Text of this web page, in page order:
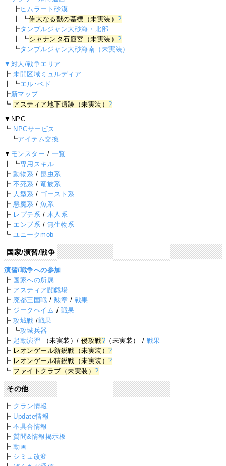
┣ ヒムラート砂漠
┃ ┗偉大なる獣の墓標（未実装）?
┣ タンブルジャン大砂海・北部
┃ ┗シャナンタ石窟宮（未実装）?
┗ タンブルジャン大砂海南（未実装）
▼対人/戦争エリア
┣未開区域ミュルディア
┃ ┗エル･ベド
┣新マップ
┗ アスティア地下遺跡（未実装）?
▼NPC
┗ NPCサービス
┗アイテム交換
▼ モンスター / 一覧
┃ ┗専用スキル
┣動物系 / 昆虫系
┣不死系 /竜族系
┣ 人型系 / ゴースト系
┣ 悪魔系 /魚系
┣ レプテ系 / 木人系
┣ エンブ系 / 無生物系
┗ ユニークmob
国家/演習/戦争
演習/戦争への参加
┣ 国家への所属
┣ アスティア闘戯場
┣ 廃都三国戦 /勲章 / 戦果
┣ ジークヘイム / 戦果
┣攻城戦 /戦果
┃ ┗攻城兵器
┣ 起動演習 （未実装）/侵攻戦? （未実装） / 戦果
┣ レオンゲール新鋭戦（未実装）?
┣ レオンゲール精鋭戦（未実装）?
┗ ファイトクラブ（未実装）?
その他
┣ クラン情報
┣ Update情報
┣不具合情報
┣質問&情報掲示板
┣動画
┣ シミュ改変